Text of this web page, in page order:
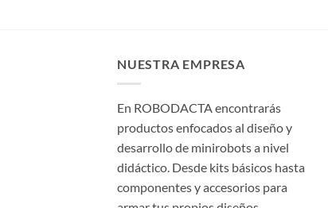
NUESTRA EMPRESA
En ROBODACTA encontrarás
productos enfocados al diseño y
desarrollo de minirobots a nivel
didáctico. Desde kits básicos hasta
componentes y accesorios para